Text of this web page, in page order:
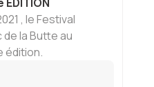
, le Festival
la Butte au
édition.